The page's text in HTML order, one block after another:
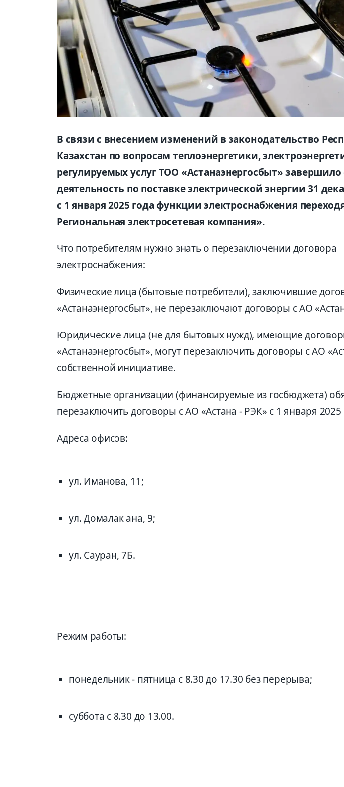
В связи с внесением изменений в законодательство
Казахстан по вопросам теплоэнергетики,
регулируемых услуг ТОО «Астанаэнергосбыт»
деятельность по поставке электрической энергии 31
с 1 января 2025 года функции электроснабжения
Региональная электросетевая компания».
Что потребителям нужно знать о перезаключении договора
электроснабжения:
Физические лица (бытовые потребители), заключившие
«Астанаэнергосбыт», не перезаключают договоры с АО
Юридические лица (не для бытовых нужд), имеющие
«Астанаэнергосбыт», могут перезаключить договоры с АО
собственной инициативе.
Бюджетные организации (финансируемые из госбюджета)
перезаключить договоры с АО «Астана - РЭК» с 1 января 2025
Адреса офисов:
ул. Иманова, 11;
ул. Домалак ана, 9;
ул. Сауран, 7Б.
Режим работы:
понедельник - пятница с 8.30 до 17.30 без перерыва;
суббота с 8.30 до 13.00.